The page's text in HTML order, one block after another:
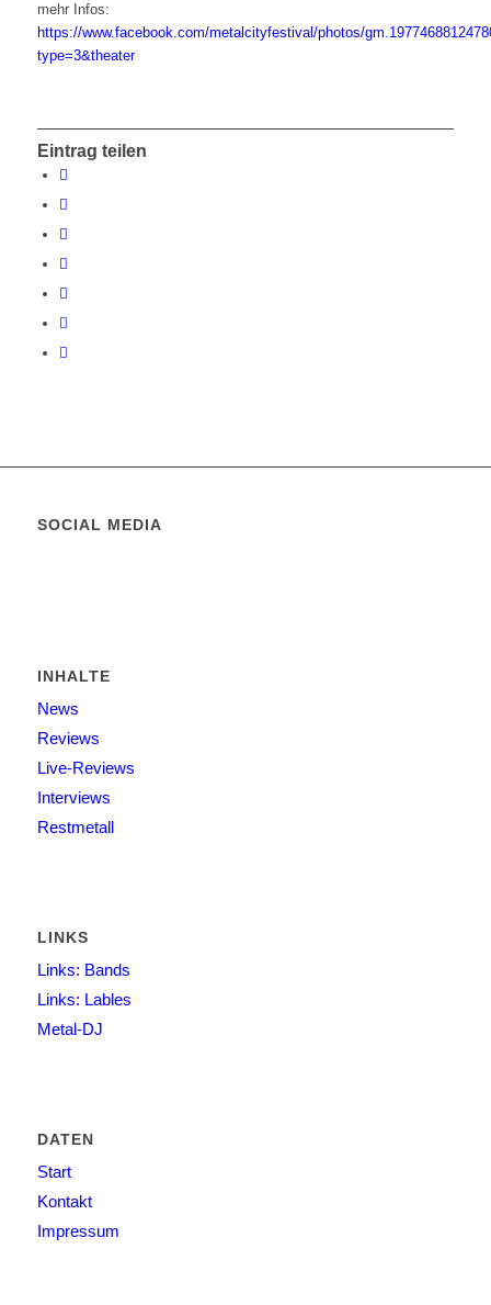
mehr Infos:
https://www.facebook.com/metalcityfestival/photos/
type=3&theater
Eintrag teilen
SOCIAL MEDIA
INHALTE
News
Reviews
Live-Reviews
Interviews
Restmetall
LINKS
Links: Bands
Links: Lables
Metal-DJ
DATEN
Start
Kontakt
Impressum